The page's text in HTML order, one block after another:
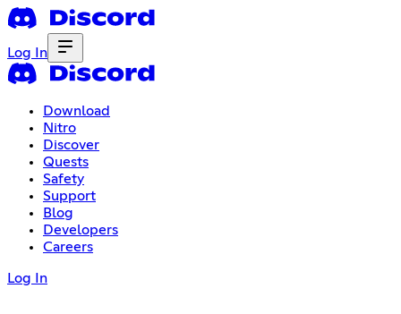
Log In
Download
Nitro
Discover
Quests
Safety
Support
Blog
Developers
Careers
Log In